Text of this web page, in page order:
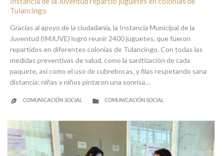
Tulancingo
Gracias al apoyo de la ciudadanía, la Instancia Municipal de la
Juventud (IMJUVE) logró reunir 2400 juguetes, que fueron
repartidos en diferentes colonias de Tulancingo. Con todas las
medidas preventivas de salud, como la sanitización de cada
paquete, así como el uso de cubrebocas, y filas respetando sana
distancia; niñas y niños pintaron una sonrisa…
 COMUNICACIÓN SOCIAL  CATEGORY
COMUNICACIÓN SOCIAL